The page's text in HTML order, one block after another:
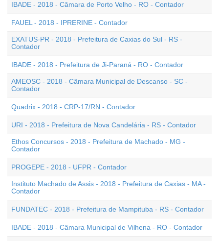
IBADE - 2018 - Câmara de Porto Velho - RO - Contador
FAUEL - 2018 - IPRERINE - Contador
EXATUS-PR - 2018 - Prefeitura de Caxias do Sul - RS -
Contador
IBADE - 2018 - Prefeitura de Ji-Paraná - RO - Contador
AMEOSC - 2018 - Câmara Municipal de Descanso - SC -
Contador
Quadrix - 2018 - CRP-17/RN - Contador
URI - 2018 - Prefeitura de Nova Candelária - RS - Contador
Ethos Concursos - 2018 - Prefeitura de Machado - MG -
Contador
PROGEPE - 2018 - UFPR - Contador
Instituto Machado de Assis - 2018 - Prefeitura de Caxias - MA -
Contador
FUNDATEC - 2018 - Prefeitura de Mampituba - RS - Contador
IBADE - 2018 - Câmara Municipal de Vilhena - RO - Contador